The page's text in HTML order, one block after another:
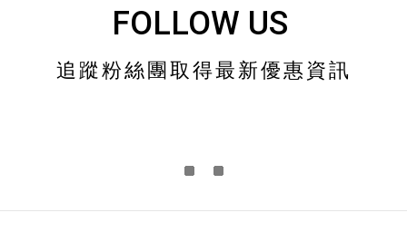
FOLLOW US
追蹤粉絲團取得最新優惠資訊